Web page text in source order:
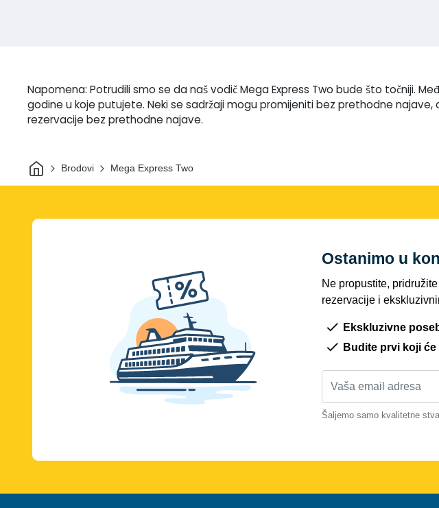
Napomena: Potrudili smo se da naš vodič Mega Express Two bude što točniji.
godine u koje putujete. Neki se sadržaji mogu promijeniti bez prethodne
rezervacije bez prethodne najave.
DomBrodovi Mega Express Two
Ostanimo u
Ne propustite,
rezervacije i
Ekskluzivne
Budite prvi koji će
Šaljemo samo kvalitetne